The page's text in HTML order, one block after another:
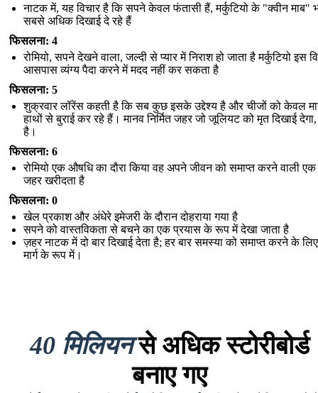
नाटक में, यह विचार है कि सपने केवल फंतासी हैं, मर्कुटियो के "क्वीन माब"
सबसे अधिक दिखाई दे रहे हैं
फिसलना: 4
रोमियो, सपने देखने वाला, जल्दी से प्यार में निराश हो जाता है मर्कुटियो इस
आसपास व्यंग्य पैदा करने में मदद नहीं कर सकता है
फिसलना: 5
शुक्रवार लॉरेंस कहती है कि सब कुछ इसके उद्देश्य है और चीजों को केवल
हाथों से बुराई कर रहे हैं। मानव निर्मित जहर जो जूलियट को मृत दिखाई देगा,
है।
फिसलना: 6
रोमियो एक औषधि का दौरा किया वह अपने जीवन को समाप्त करने वाली
जहर खरीदता है
फिसलना: 0
खेल प्रकाश और अंधेरे इमेजरी के दौरान दोहराया गया है
सपने को वास्तविकता से बचने का एक प्रयास के रूप में देखा जाता है
ज़हर नाटक में दो बार दिखाई देता है; हर बार समस्या को समाप्त करने के
मार्ग के रूप में।
40 मिलियनसे अधिक स्टोरीबोर्ड
बनाए गए